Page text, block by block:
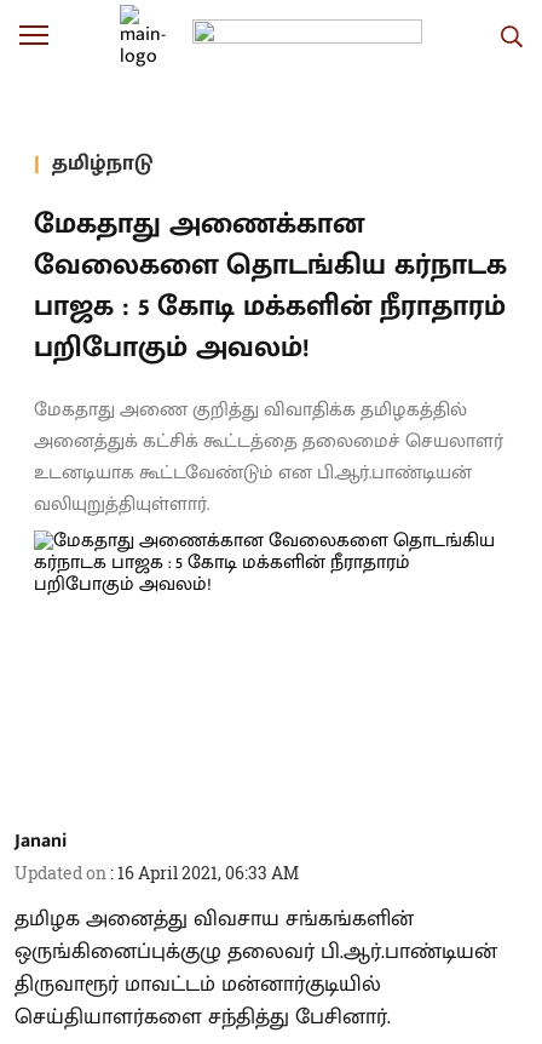
தமிழ்நாடு
மேகதாது அணைக்கான
வேலைகளை தொடங்கிய கர்நாடக
பாஜக : 5 கோடி மக்களின் நீராதாரம்
பறிபோகும் அவலம்!
மேகதாது அணை குறித்து விவாதிக்க தமிழகத்தில்
அனைத்துக் கட்சிக் கூட்டத்தை தலைமைச் செயலாளர்
உடனடியாக கூட்டவேண்டும் என பி.ஆர்.பாண்டியன்
வலியுறுத்தியுள்ளார்.
Janani
Updated on :16 April 2021, 06:33 AM
தமிழக அனைத்து விவசாய சங்கங்களின்
ஒருங்கினைப்புக்குழு தலைவர் பி.ஆர்.பாண்டியன்
திருவாரூர் மாவட்டம் மன்னார்குடியில்
செய்தியாளர்களை சந்தித்து பேசினார்.